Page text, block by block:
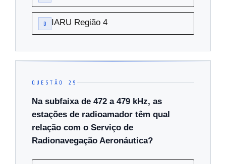
D IARU Região 4
QUESTÃO 29
Na subfaixa de 472 a 479 kHz, as
estações de radioamador têm qual
relação com o Serviço de
Radionavegação Aeronáutica?